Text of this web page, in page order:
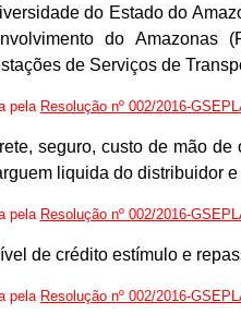
do Estado do
do
de Serviços de
pela Resolução nº 002/2016-
seguro, custo de mão
liquida do distribuidor
pela Resolução nº 002/2016-
de crédito estímulo e
pela Resolução nº 002/2016-